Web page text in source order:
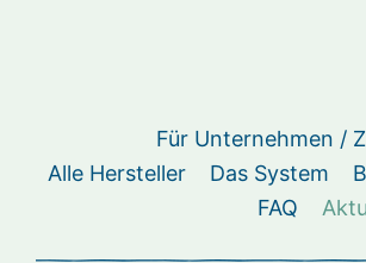
Für Unternehmen /
Alle Hersteller
Das System
FAQ